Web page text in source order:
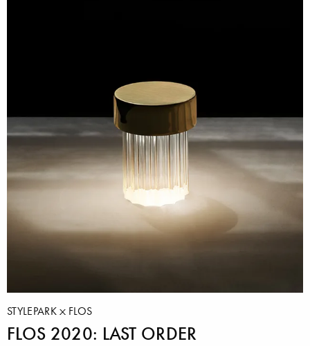
STYLEPARK FLOS
FLOS 2020: LAST ORDER